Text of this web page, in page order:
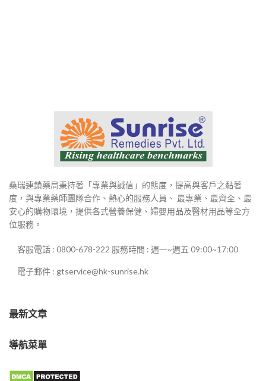
桑瑞連鎖藥局秉持著「專業與誠信」的態度，提高與客戶之黏著
度，與專業藥師團隊合作、熱心的服務人員、 最專業、最齊全、最
安心的購物環境，提供各式營養保健、婦嬰用品及醫材用品等全方
位服務。
客服電話 : 0800-678-222 服務時間 : 週一~週五 09:00~17:00
電子郵件 : gtservice@hk-sunrise.hk
最新文章
導航菜單